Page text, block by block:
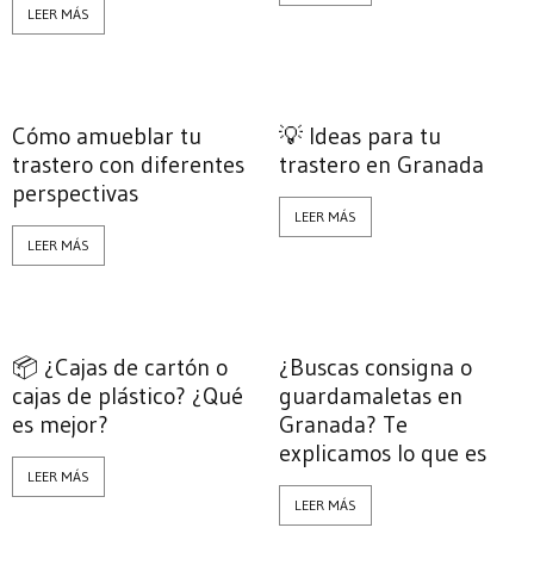
LEER MÁS
Cómo amueblar tu
trastero con diferentes
perspectivas
LEER MÁS
💡 Ideas para tu
trastero en Granada
LEER MÁS
📦 ¿Cajas de cartón o
cajas de plástico? ¿Qué
es mejor?
LEER MÁS
¿Buscas consigna o
guardamaletas en
Granada? Te
explicamos lo que es
LEER MÁS